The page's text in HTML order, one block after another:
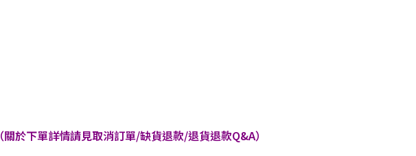
（關於下單詳情請見取消訂單/缺貨退款/退貨退款Q&A）